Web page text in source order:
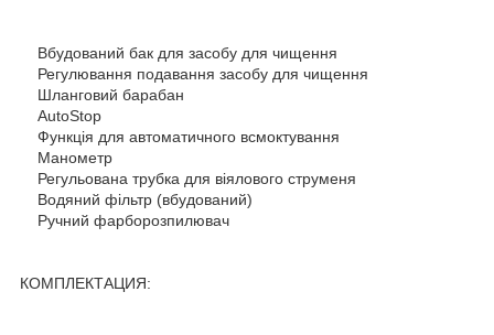
Вбудований бак для засобу для чищення
Регулювання подавання засобу для чищення
Шланговий барабан
AutoStop
Функція для автоматичного всмоктування
Манометр
Регульована трубка для віялового струменя
Водяний фільтр (вбудований)
Ручний фарборозпилювач
КОМПЛЕКТАЦИЯ: